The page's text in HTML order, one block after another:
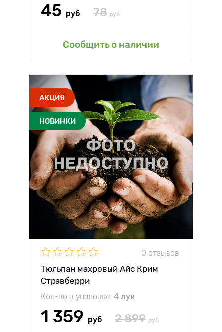
45 руб 78 руб
Сообщить о наличии
АКЦИЯ
НОВИНКИ
0 отзывов
Тюльпан махровый Айс Крим
Стравберри
Кол-во в упаковке: 4 лук
1 359 руб 2 899 руб